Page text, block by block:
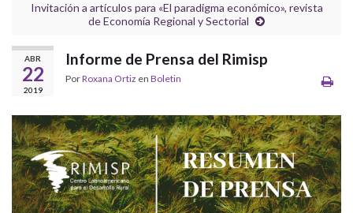
Invitación a artículos para «El paradigma económico», revista
de Economía Regional y Sectorial
ABR
22
2019
Informe de Prensa del Rimisp
PorRoxana Ortiz en Boletin